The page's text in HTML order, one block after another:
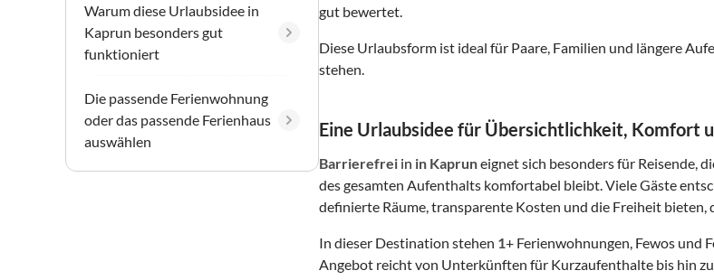
Warum diese Urlaubsidee in
Kaprun besonders gut
funktioniert
Die passende Ferienwohnung
oder das passende Ferienhaus
auswählen
gut bewertet.
Diese Urlaubsform ist ideal für Paare, Familien und längere
stehen.
Eine Urlaubsidee für Übersichtlichkeit, Komfort
Barrierefrei in in Kapruneignet sich besonders für Reisende,
des gesamten Aufenthalts komfortabel bleibt. Viele Gäste
definierte Räume, transparente Kosten und die Freiheit bieten,
In dieser Destination stehen 1+ Ferienwohnungen, Fewos und
Angebot reicht von Unterkünften für Kurzaufenthalte bis hin